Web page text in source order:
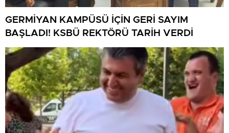
GERMİYAN KAMPÜSÜ İÇİN GERİ SAYIM
BAŞLADI! KSBÜ REKTÖRÜ TARİH VERDİ